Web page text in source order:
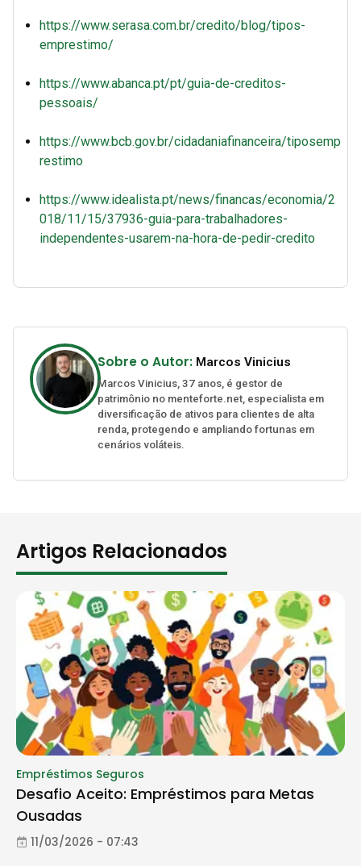
https://www.serasa.com.br/credito/blog/tipos-
emprestimo/
https://www.abanca.pt/pt/guia-de-creditos-
pessoais/
https://www.bcb.gov.br/cidadaniafinanceira/tiposemp
restimo
https://www.idealista.pt/news/financas/economia/2
018/11/15/37936-guia-para-trabalhadores-
independentes-usarem-na-hora-de-pedir-credito
Sobre o Autor: Marcos Vinicius
Marcos Vinicius, 37 anos, é gestor de
patrimônio no menteforte.net, especialista em
diversificação de ativos para clientes de alta
renda, protegendo e ampliando fortunas em
cenários voláteis.
Artigos Relacionados
Empréstimos Seguros
Desafio Aceito: Empréstimos para Metas
Ousadas
11/03/2026 - 07:43